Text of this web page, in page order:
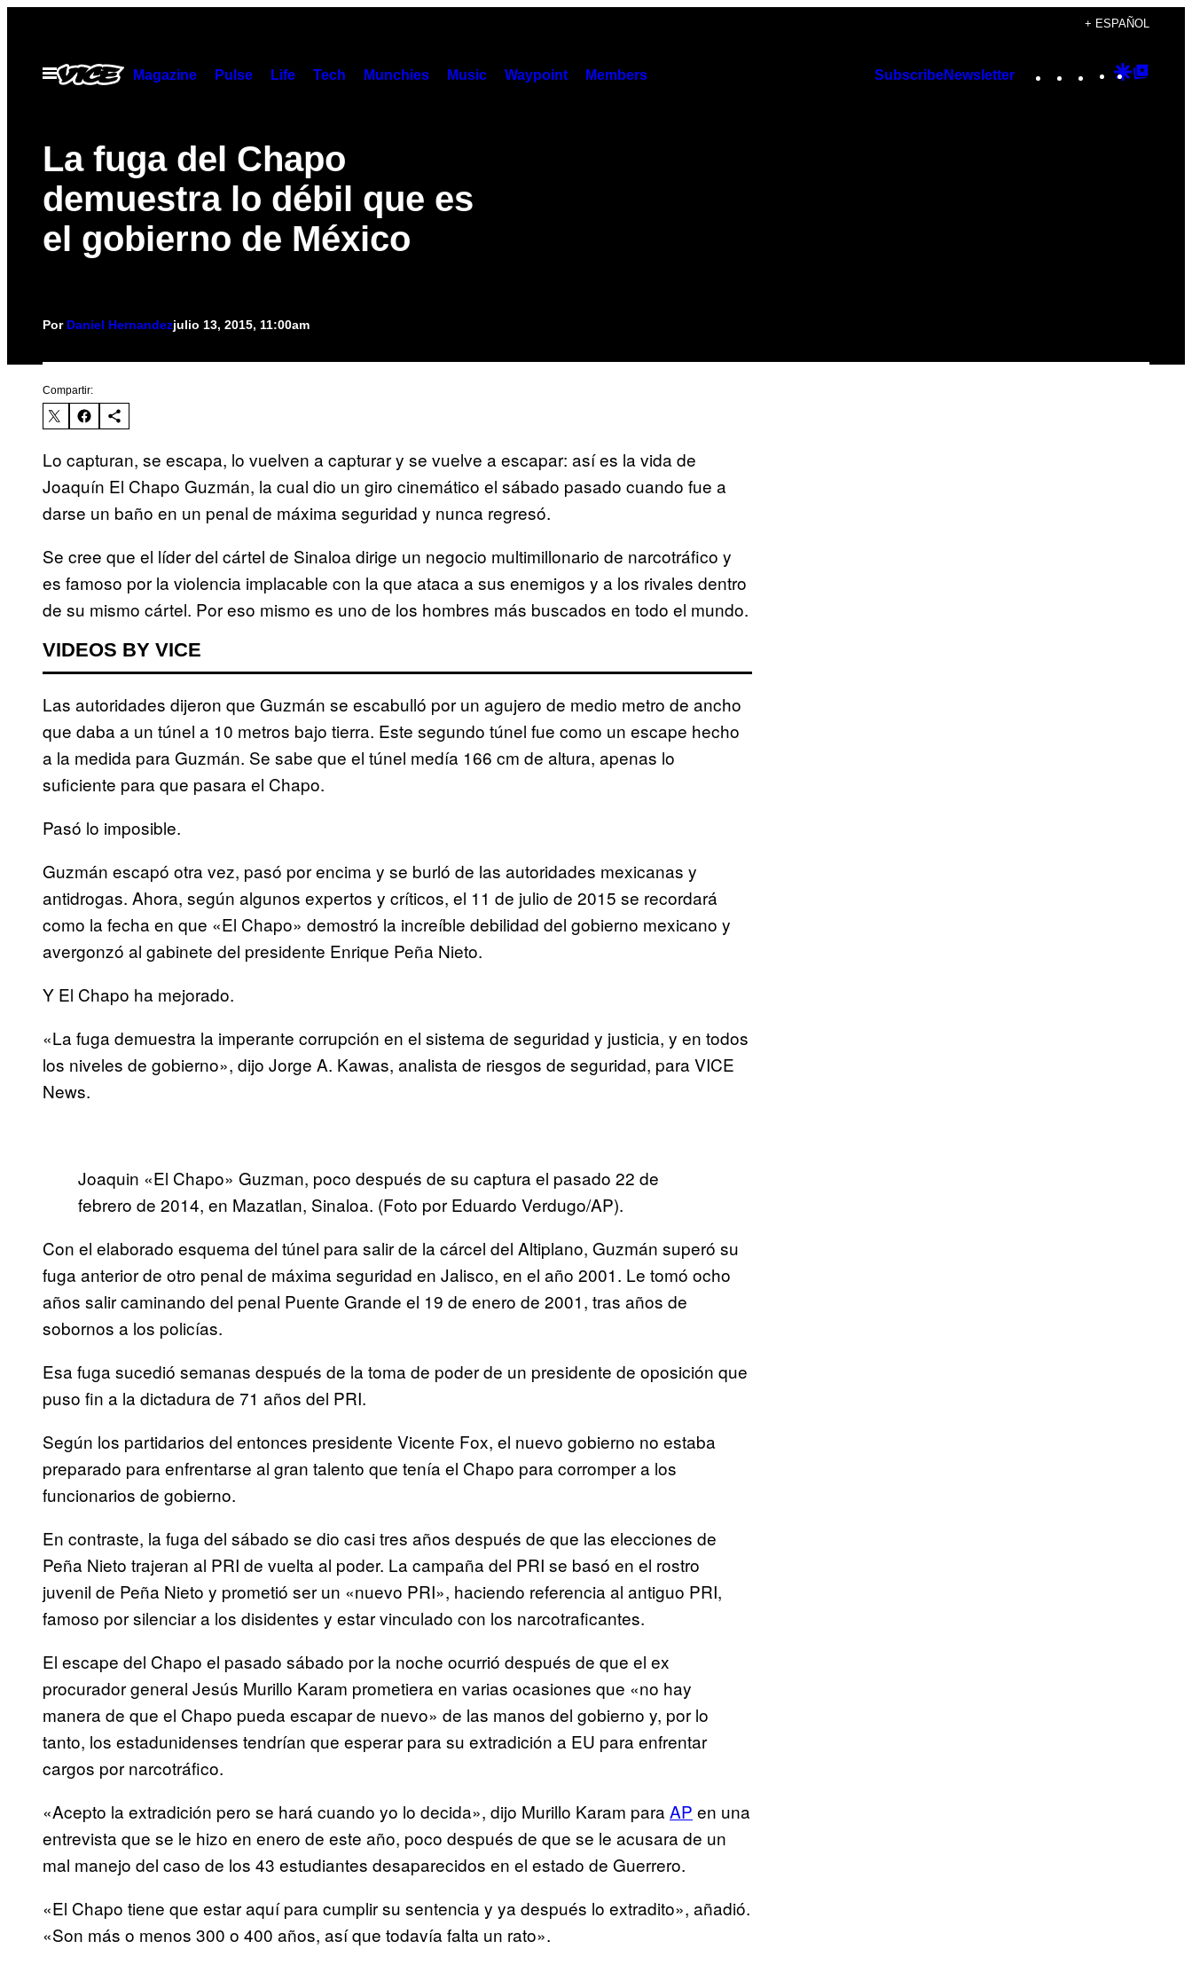
contenido
+ ESPAÑOL
Abrir
Menú
Magazine Pulse Life Tech Munchies Music Waypoint Members SubscribeNewsletter Instagram
TikTok
YouTube
Google
La fuga del Chapo
demuestra lo débil que es
el gobierno de México
Por Daniel Hernandezjulio 13, 2015, 11:00am
Compartir:
Lo capturan, se escapa, lo vuelven a capturar y se vuelve a escapar: así es la vida de
Joaquín El Chapo Guzmán, la cual dio un giro cinemático el sábado pasado cuando fue a
darse un baño en un penal de máxima seguridad y nunca regresó.
Se cree que el líder del cártel de Sinaloa dirige un negocio multimillonario de narcotráfico y
es famoso por la violencia implacable con la que ataca a sus enemigos y a los rivales dentro
de su mismo cártel. Por eso mismo es uno de los hombres más buscados en todo el mundo.
VIDEOS BY VICE
Las autoridades dijeron que Guzmán se escabulló por un agujero de medio metro de ancho
que daba a un túnel a 10 metros bajo tierra. Este segundo túnel fue como un escape hecho
a la medida para Guzmán. Se sabe que el túnel medía 166 cm de altura, apenas lo
suficiente para que pasara el Chapo.
Pasó lo imposible.
Guzmán escapó otra vez, pasó por encima y se burló de las autoridades mexicanas y
antidrogas. Ahora, según algunos expertos y críticos, el 11 de julio de 2015 se recordará
como la fecha en que «El Chapo» demostró la increíble debilidad del gobierno mexicano y
avergonzó al gabinete del presidente Enrique Peña Nieto.
Y El Chapo ha mejorado.
«La fuga demuestra la imperante corrupción en el sistema de seguridad y justicia, y en todos
los niveles de gobierno», dijo Jorge A. Kawas, analista de riesgos de seguridad, para VICE
News.
Joaquin «El Chapo» Guzman, poco después de su captura el pasado 22 de
febrero de 2014, en Mazatlan, Sinaloa. (Foto por Eduardo Verdugo/AP).
Con el elaborado esquema del túnel para salir de la cárcel del Altiplano, Guzmán superó su
fuga anterior de otro penal de máxima seguridad en Jalisco, en el año 2001. Le tomó ocho
años salir caminando del penal Puente Grande el 19 de enero de 2001, tras años de
sobornos a los policías.
Esa fuga sucedió semanas después de la toma de poder de un presidente de oposición que
puso fin a la dictadura de 71 años del PRI.
Según los partidarios del entonces presidente Vicente Fox, el nuevo gobierno no estaba
preparado para enfrentarse al gran talento que tenía el Chapo para corromper a los
funcionarios de gobierno.
En contraste, la fuga del sábado se dio casi tres años después de que las elecciones de
Peña Nieto trajeran al PRI de vuelta al poder. La campaña del PRI se basó en el rostro
juvenil de Peña Nieto y prometió ser un «nuevo PRI», haciendo referencia al antiguo PRI,
famoso por silenciar a los disidentes y estar vinculado con los narcotraficantes.
El escape del Chapo el pasado sábado por la noche ocurrió después de que el ex
procurador general Jesús Murillo Karam prometiera en varias ocasiones que «no hay
manera de que el Chapo pueda escapar de nuevo» de las manos del gobierno y, por lo
tanto, los estadunidenses tendrían que esperar para su extradición a EU para enfrentar
cargos por narcotráfico.
«Acepto la extradición pero se hará cuando yo lo decida», dijo Murillo Karam para AP en una
entrevista que se le hizo en enero de este año, poco después de que se le acusara de un
mal manejo del caso de los 43 estudiantes desaparecidos en el estado de Guerrero.
«El Chapo tiene que estar aquí para cumplir su sentencia y ya después lo extradito», añadió.
«Son más o menos 300 o 400 años, así que todavía falta un rato».